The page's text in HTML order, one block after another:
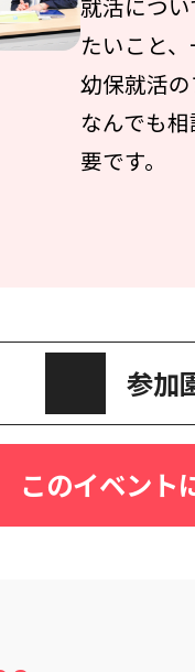
たいこと
幼保就活
なんでも
要です。
参加
このイベント